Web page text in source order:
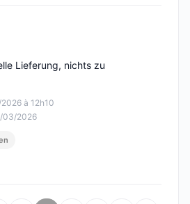
à 12h10
03/2026
Lieferung, nichts zu